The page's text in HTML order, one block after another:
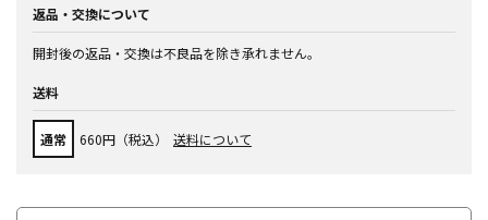
返品・交換について
開封後の返品・交換は不良品を除き承れません。
送料
通常 660円（税込） 送料について